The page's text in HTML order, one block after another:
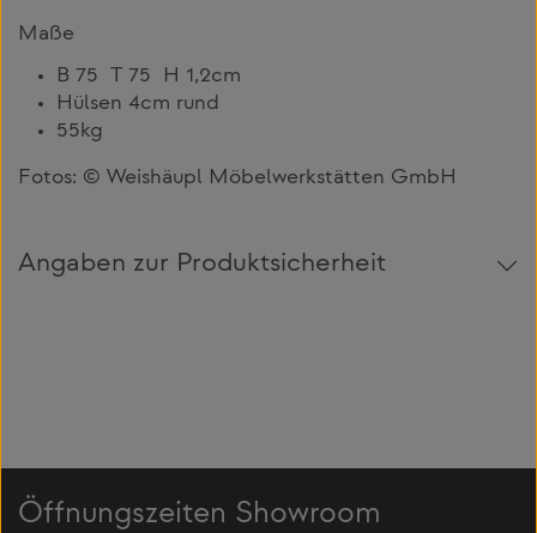
Maße
B 75 T 75 H 1,2cm
Hülsen 4cm rund
55kg
Fotos: © Weishäupl Möbelwerkstätten GmbH
Angaben zur Produktsicherheit
Öffnungszeiten Showroom